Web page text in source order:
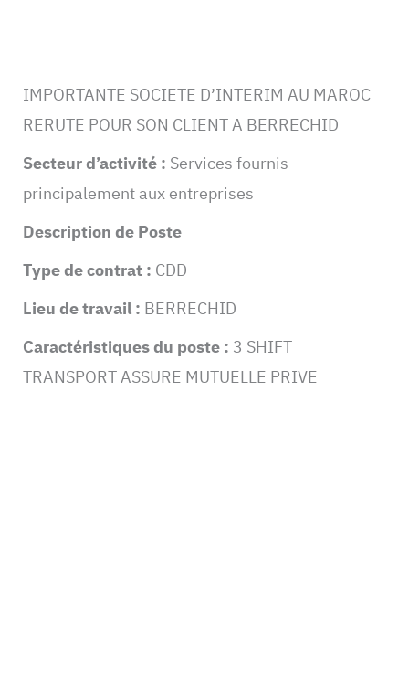
IMPORTANTE SOCIETE D’INTERIM AU MAROC
RERUTE POUR SON CLIENT A BERRECHID
Secteur d’activité : Services fournis
principalement aux entreprises
Description de Poste
Type de contrat : CDD
Lieu de travail : BERRECHID
Caractéristiques du poste : 3 SHIFT
TRANSPORT ASSURE MUTUELLE PRIVE